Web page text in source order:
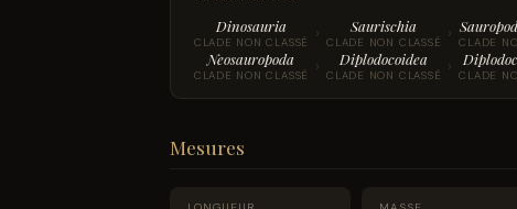
Dinosauria
CLADE NON CLASSÉ › Saurischia
CLADE NON CLASSÉ › CLADE
Neosauropoda
CLADE NON CLASSÉ › Diplodocoidea
CLADE NON CLASSÉ › CLADE
Mesures